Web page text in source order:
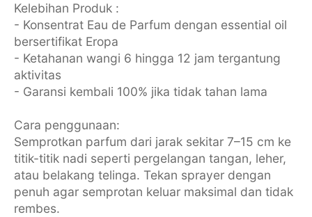
Kelebihan Produk :
- Konsentrat Eau de Parfum dengan essential oil
bersertifikat Eropa
- Ketahanan wangi 6 hingga 12 jam tergantung
aktivitas
- Garansi kembali 100% jika tidak tahan lama
Cara penggunaan:
Semprotkan parfum dari jarak sekitar 7–15 cm ke
titik-titik nadi seperti pergelangan tangan, leher,
atau belakang telinga. Tekan sprayer dengan
penuh agar semprotan keluar maksimal dan tidak
rembes.